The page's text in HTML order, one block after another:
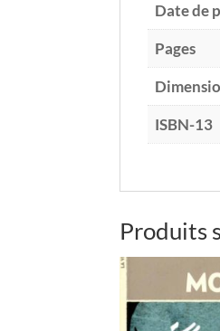
Date de
Pages
ISBN-13
Produits